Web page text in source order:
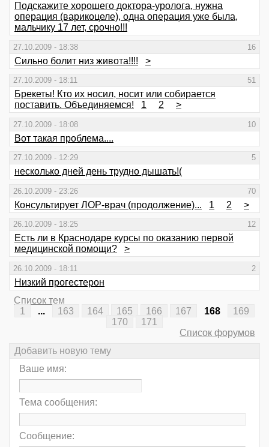
Подскажите хорошего доктора-уролога, нужна
операция (варикоцеле), одна операция уже была,
мальчику 17 лет, срочно!!!
27.10.2009 - 18:38 16
Сильно болит низ живота!!!! >
27.10.2009 - 18:11 51
Брекеты! Кто их носил, носит или собирается
поставить. Объединяемся!
1 2 >
27.10.2009 - 18:08 10
Вот такая проблема....
27.10.2009 - 12:29 5
несколько дней день трудно дышать!(
26.10.2009 - 23:26 70
Консультирует ЛОР-врач (продолжение)... 1 2 >
26.10.2009 - 18:25 12
Есть ли в Краснодаре курсы по оказанию первой
медицинской помощи?
>
26.10.2009 - 18:11 2
Низкий прогестерон
Список тем
1
... 163 164 165 166 167 168
169
170
171
Список форумов
Добавить новую тему
Ваше имя:
Тема сообщения:
Сообщение: